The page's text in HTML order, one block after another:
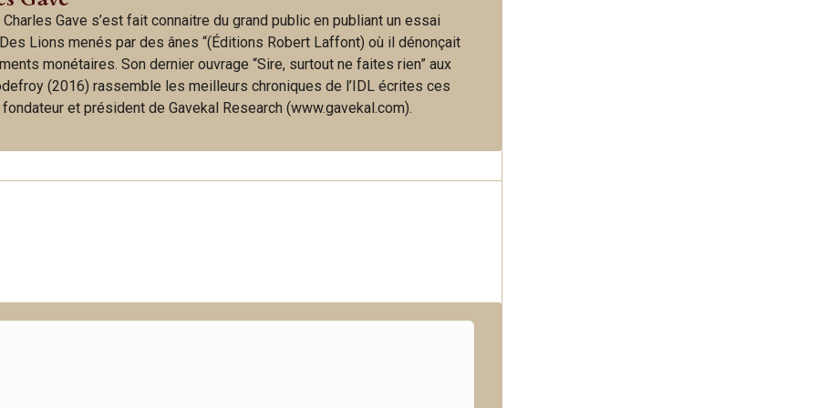
Gave s’est fait connaitre du grand public en publiant un essai
Lions menés par des ânes “(Éditions Robert Laffont) où il dénonçait
monétaires. Son dernier ouvrage “Sire, surtout ne faites rien” aux
(2016) rassemble les meilleurs chroniques de l’IDL écrites ces
et président de Gavekal Research (www.gavekal.com).